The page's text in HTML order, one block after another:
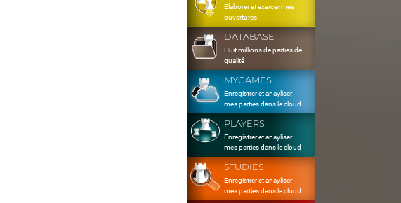
Elaborer et exercer mes
ouvertures
DATABASE
Huit millions de parties de
qualité
MYGAMES
Enregistrer et anayliser
mes parties dans le cloud
PLAYERS
Enregistrer et anayliser
mes parties dans le cloud
STUDIES
Enregistrer et anayliser
mes parties dans le cloud